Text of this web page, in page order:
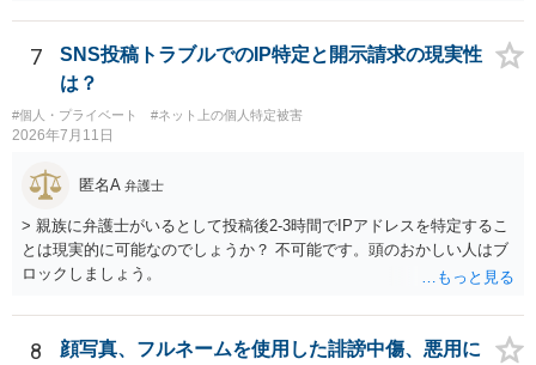
らご相談になることをお勧めいたします。
7
SNS投稿トラブルでのIP特定と開示請求の現実性
は？
#個人・プライベート #ネット上の個人特定被害
2026年7月11日
匿名A 弁護士
> 親族に弁護士がいるとして投稿後2-3時間でIPアドレスを特定するこ
とは現実的に可能なのでしょうか？ 不可能です。頭のおかしい人はブ
ロックしましょう。
8
顔写真、フルネームを使用した誹謗中傷、悪用に